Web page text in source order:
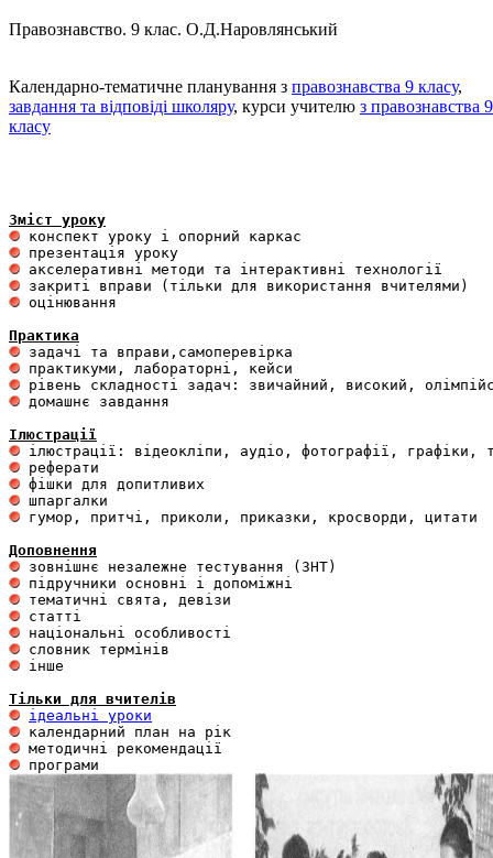
Правознавство. 9 клас. О.Д.Наровлянський
Календарно-тематичне планування з правознавства 9 класу,
завдання та відповіді школяру, курси учителю з правознавства 9
класу
Зміст уроку
оцінювання
Практика
домашнє завдання
Ілюстрації
гумор, притчі, приколи, приказки, кросворди, цитати
Доповнення
інше
Тільки для вчителів
ідеальні уроки